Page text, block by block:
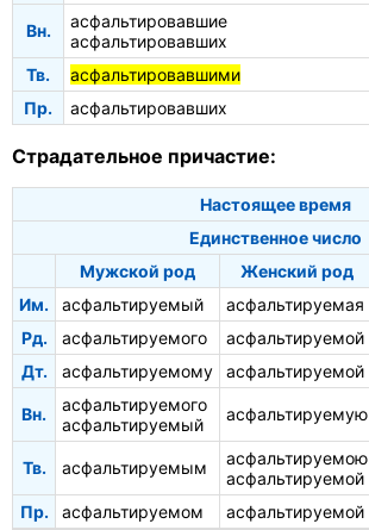
Вн.
асфальтировавшие
асфальтировавших
Тв.
асфальтировавшими
Пр.
асфальтировавших
Страдательное причастие:
Настоящее время
Единственное число
Мужской род
Женский род
Им.
асфальтируемый асфальтируемая
Рд.
асфальтируемого асфальтируемой
Дт.
асфальтируемому асфальтируемой
Вн.
асфальтируемого
асфальтируемый
асфальтируемую
Тв. асфальтируемым
асфальтируемою
асфальтируемой
Пр. асфальтируемом асфальтируемой